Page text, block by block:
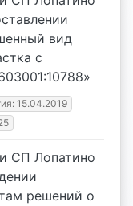
вид
с
15.04.2019
СП Лопатино
решений о